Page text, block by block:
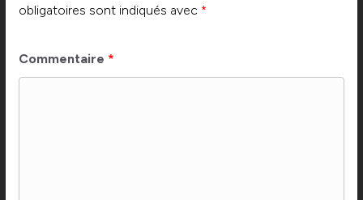
obligatoires sont indiqués avec *
Commentaire *